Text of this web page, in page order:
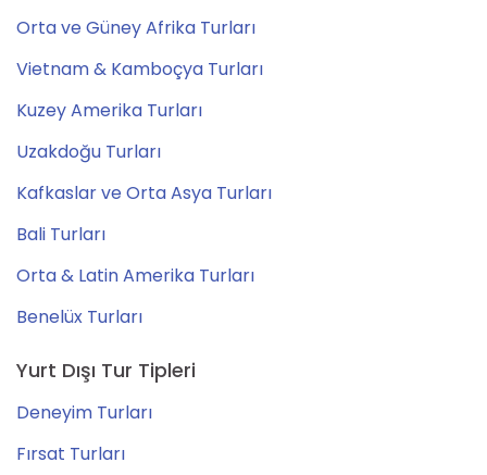
Orta ve Güney Afrika Turları
Vietnam & Kamboçya Turları
Kuzey Amerika Turları
Uzakdoğu Turları
Kafkaslar ve Orta Asya Turları
Bali Turları
Orta & Latin Amerika Turları
Benelüx Turları
Yurt Dışı Tur Tipleri
Deneyim Turları
Fırsat Turları